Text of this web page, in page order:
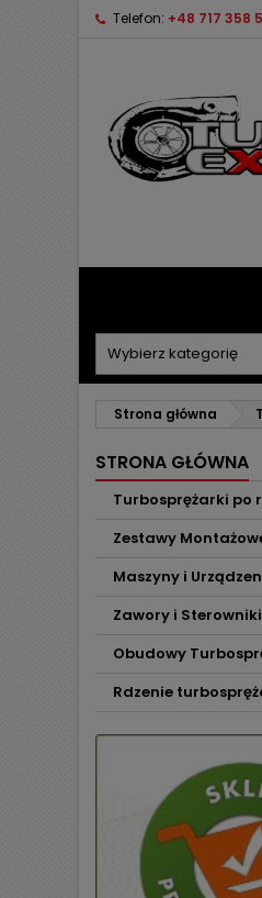
Telefon: +48 717 358
Strona główna
STRONA GŁÓWNA
Turbosprężarki po
Zestawy
Maszyny i
Zawory i Sterowniki
Obudowy
Rdzenie